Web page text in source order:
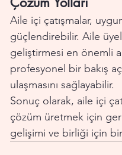
Aile içi çatışmalar,
güçlendirebilir. Aile
geliştirmesi en önemli
profesyonel bir bakış
ulaşmasını sağlayabilir.
Sonuç olarak, aile içi
çözüm üretmek için
gelişimi ve birliği için